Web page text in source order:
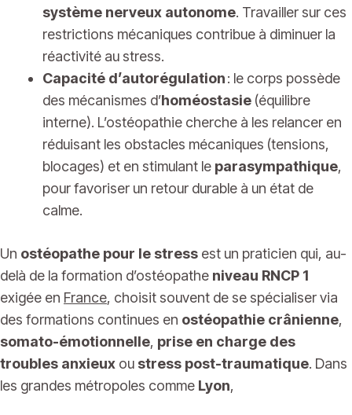
système nerveux autonome. Travailler sur ces
restrictions mécaniques contribue à diminuer la
réactivité au stress.
Capacité d’autorégulation: le corps possède
des mécanismes d’homéostasie (équilibre
interne). L’ostéopathie cherche à les relancer en
réduisant les obstacles mécaniques (tensions,
blocages) et en stimulant le parasympathique,
pour favoriser un retour durable à un état de
calme.
Un ostéopathe pour le stress est un praticien qui, au-
delà de la formation d’ostéopathe niveau RNCP 1
exigée en France, choisit souvent de se spécialiser via
des formations continues en ostéopathie crânienne,
somato-émotionnelle, prise en charge des
troubles anxieux ou stress post-traumatique. Dans
les grandes métropoles comme Lyon,